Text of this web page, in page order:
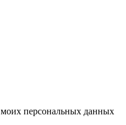
персональных данных